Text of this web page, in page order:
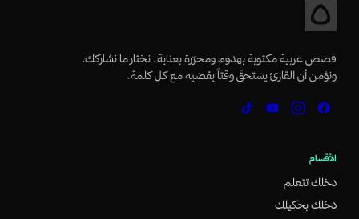
قصص عربية مكتوبة بهدوء، ومحرّرة بعناية. نختار ما نشاركك،
ونؤمن أن القارئ يستحقّ وقتاً يقضيه مع كل كلمة.
الأقسام
دخلك تتعلم
دخلك بحكيلك